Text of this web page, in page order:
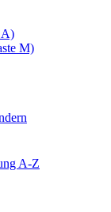
A)
M)
A-Z